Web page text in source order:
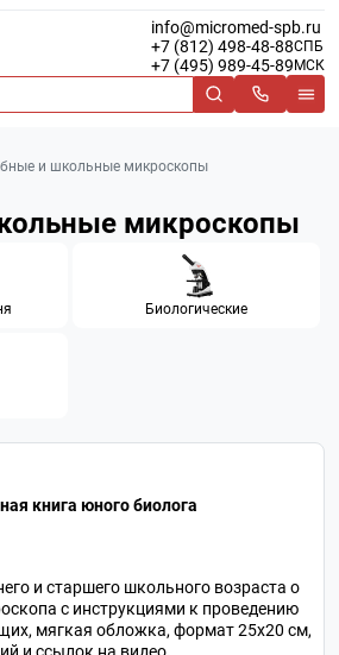
info@micromed-spb.ru
+7 (812) 498-48-88СПБ
+7 (495) 989-45-89 МСК
и школьные микроскопы
микроскопы
Биологические
книга юного биолога
и старшего школьного возраста о
с инструкциями к проведению
мягкая обложка, формат 25х20 см,